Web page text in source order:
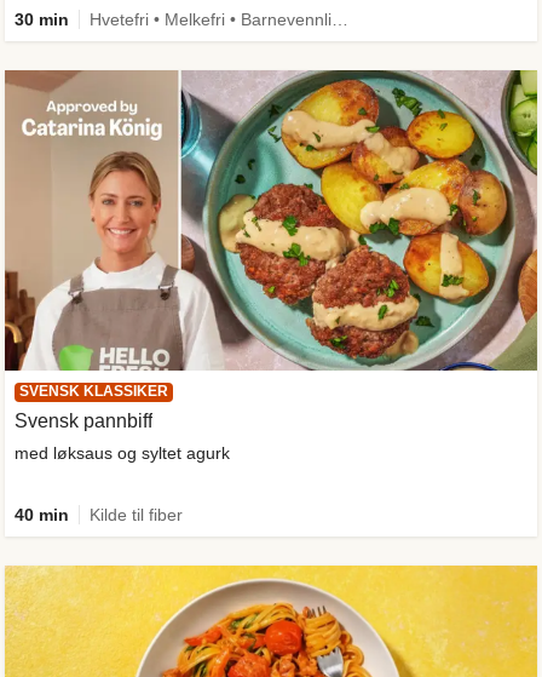
30 min
SVENSK KLASSIKER
Svensk pannbiff
med løksaus og syltet agurk
40 min Kilde til fiber